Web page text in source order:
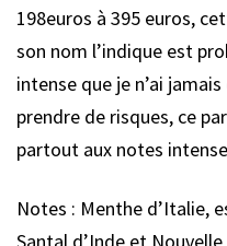
198euros à 395 euros,
son nom l’indique est
intense que je n’ai
prendre de risques, ce
partout aux notes
Notes : Menthe d’Italie,